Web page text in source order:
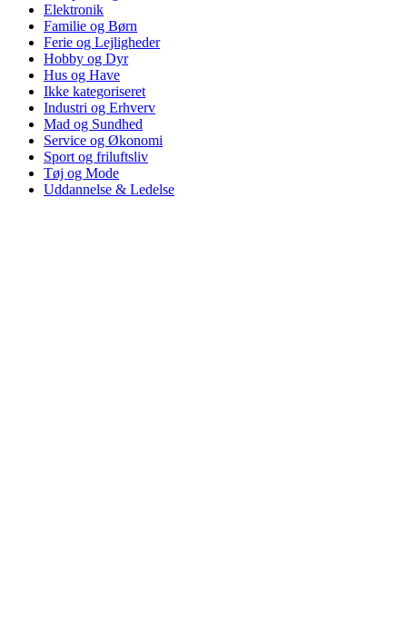
Elektronik
Familie og Børn
Ferie og Lejligheder
Hobby og Dyr
Hus og Have
Ikke kategoriseret
Industri og Erhverv
Mad og Sundhed
Service og Økonomi
Sport og friluftsliv
Tøj og Mode
Uddannelse & Ledelse